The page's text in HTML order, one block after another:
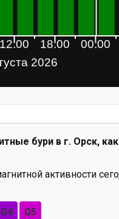
бури в г. Орск,
активности
G4 G5